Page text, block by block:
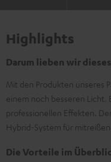
Highlights
Darum lieben wir
Mit den Produkten unseres
einem noch besseren Licht.
professionellen Effekten.
Hybrid-System für
Die Vorteile im